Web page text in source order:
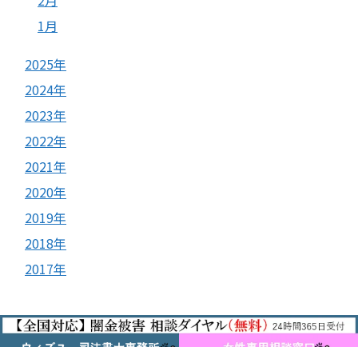
1月
2025年
2024年
2023年
2022年
2021年
2020年
2019年
2018年
2017年